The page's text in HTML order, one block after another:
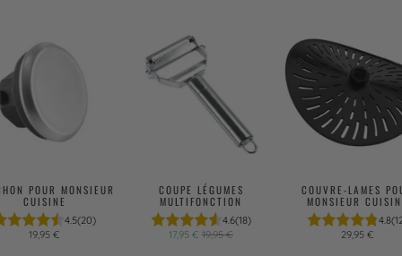
POUR MONSIEUR
CUISINE
4.5(20)
19,95 €
COUPE LÉGUMES
MULTIFONCTION
4.6(18)
17,95 €19,95 €
COUVRE-LAMES
MONSIEUR
4.8
29,95 €